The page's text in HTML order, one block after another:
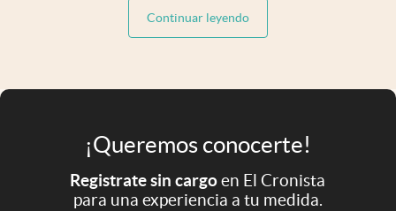
Continuar leyendoabre en nueva pestaña
¡Queremos conocerte!
Registrate sin cargoen El Cronista
para una experiencia a tu medida.